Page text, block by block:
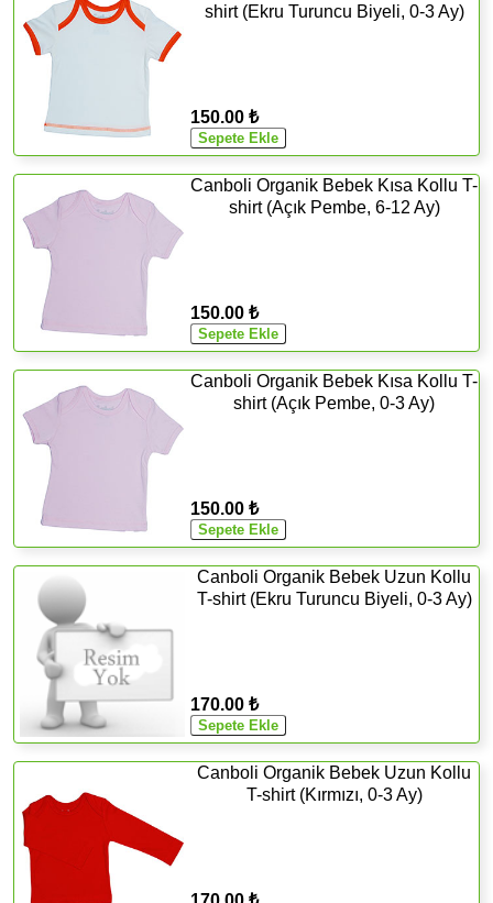
shirt (Ekru Turuncu Biyeli, 0-3 Ay)
150.00 ₺
Canboli Organik Bebek Kısa Kollu T-
shirt (Açık Pembe, 6-12 Ay)
150.00 ₺
Canboli Organik Bebek Kısa Kollu T-
shirt (Açık Pembe, 0-3 Ay)
150.00 ₺
Canboli Organik Bebek Uzun Kollu
T-shirt (Ekru Turuncu Biyeli, 0-3 Ay)
170.00 ₺
Canboli Organik Bebek Uzun Kollu
T-shirt (Kırmızı, 0-3 Ay)